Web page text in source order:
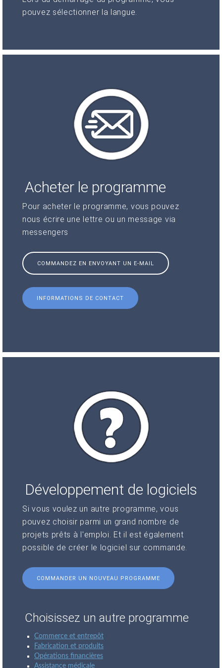
pouvez sélectionner la langue.
Acheter le programme
Pour acheter le programme, vous pouvez
nous écrire une lettre ou un message via
messengers
COMMANDEZ EN ENVOYANT UN E-MAIL
INFORMATIONS DE CONTACT
Développement de logiciels
Si vous voulez un autre programme, vous
pouvez choisir parmi un grand nombre de
projets prêts à l'emploi. Et il est également
possible de créer le logiciel sur commande.
COMMANDER UN NOUVEAU PROGRAMME
Choisissez un autre programme
Commerce et entrepôt
Fabrication et produits
Opérations financières
Assistance médicale